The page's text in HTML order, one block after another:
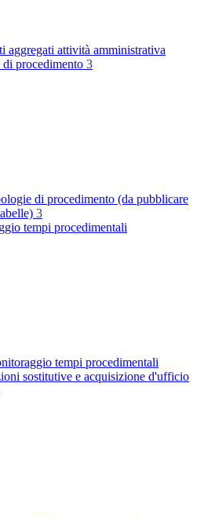
aggregati attività amministrativa
procedimento 3
di procedimento (da pubblicare
3
tempi procedimentali
tempi procedimentali
sostitutive e acquisizione d'ufficio